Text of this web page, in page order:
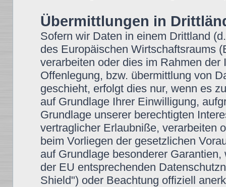
Übermittlungen in
Sofern wir Daten in einem Drittland
des Europäischen Wirtschaftsraums
verarbeiten oder dies im Rahmen
Offenlegung, bzw. übermittlung von
geschieht, erfolgt dies nur, wenn es
auf Grundlage Ihrer Einwilligung,
Grundlage unserer berechtigten
vertraglicher Erlaubniße, verarbeiten
beim Vorliegen der gesetzlichen
auf Grundlage besonderer
der EU entsprechenden
Shield") oder Beachtung offiziell